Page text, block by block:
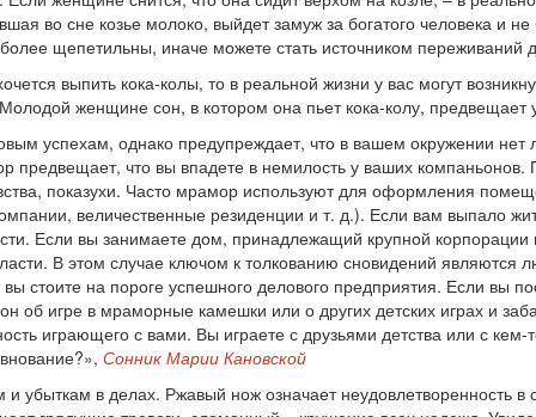
во сне козье молоко, выйдет замуж за богатого человека и
щепетильны, иначе можете стать источником переживаний
выпить кока-колы, то в реальной жизни у вас могут
женщине сон, в котором она пьет кока-колу,
успехам, однако предупреждает, что в вашем окружении нет
предвещает, что вы впадете в немилость у ваших
показухи. Часто мрамор используют для оформления
величественные резиденции и т. д.). Если вам выпало
Если вы занимаете дом, принадлежащий крупной корпорации
В этом случае ключом к толкованию сновидений
стоите на пороге успешного делового предприятия. Если вы
об игре в мраморные камешки или о других детских играх и
играющего с вами. Вы играете с друзьями детства или с
Сонник Марии Кановской
и убыткам в делах. Ржавый нож означает неудовлетворенность